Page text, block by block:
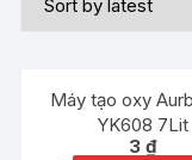
Máy tạo oxy
YK608 7Lit
3 ₫